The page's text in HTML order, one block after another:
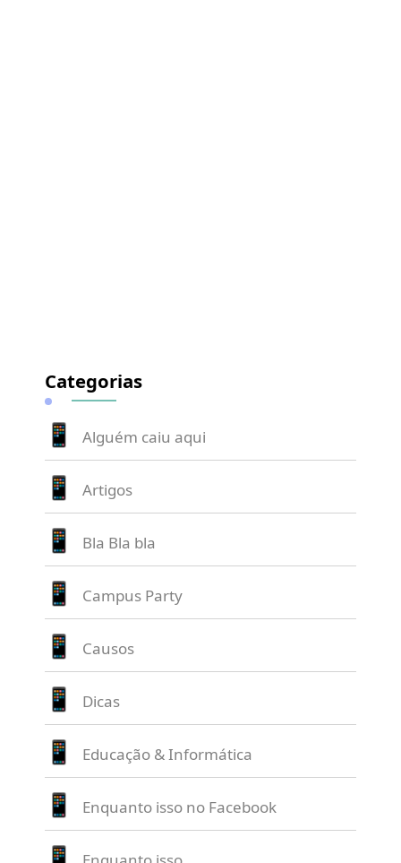
Categorias
Alguém caiu aqui
Artigos
Bla Bla bla
Campus Party
Causos
Dicas
Educação & Informática
Enquanto isso no Facebook